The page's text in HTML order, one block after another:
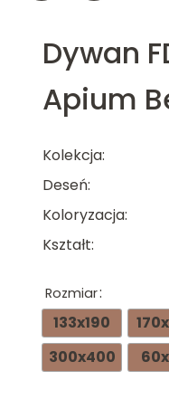
Dywan
Apium
Kolekcja
Deseń
Koloryzacja
Kształt
Rozmiar
133x190
300x400